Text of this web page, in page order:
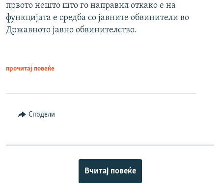
првото нешто што го направил откако е на
функцијата е средба со јавните обвинители во
Државното јавно обвинителство.
прочитај повеќе
Сподели
Вчитај повеќе